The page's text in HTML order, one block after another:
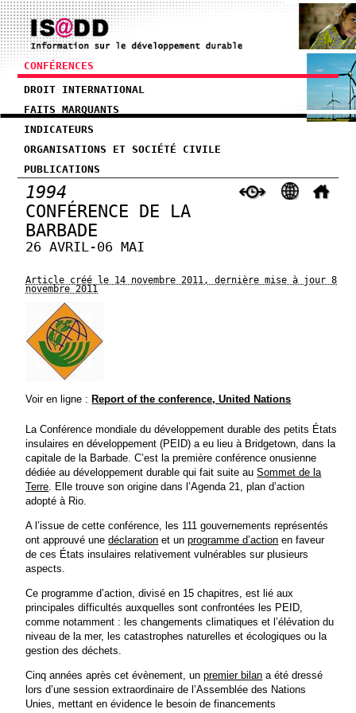
CONFÉRENCES
DROIT INTERNATIONAL
FAITS MARQUANTS
INDICATEURS
ORGANISATIONS ET SOCIÉTÉ CIVILE
PUBLICATIONS
1994
CONFÉRENCE DE LA
BARBADE
26 AVRIL-06 MAI
Article créé le 14 novembre 2011, dernière mise à jour 8
novembre 2011
Voir en ligne : Report of the conference, United Nations
La Conférence mondiale du développement durable des petits États
insulaires en développement (PEID) a eu lieu à Bridgetown, dans la
capitale de la Barbade. C’est la première conférence onusienne
dédiée au développement durable qui fait suite auSommet de la
Terre. Elle trouve son origine dans l’Agenda 21, plan d’action
adopté à Rio.
A l’issue de cette conférence, les 111 gouvernements représentés
ont approuvé unedéclaration et unprogramme d’action en faveur
de ces États insulaires relativement vulnérables sur plusieurs
aspects.
Ce programme d’action, divisé en 15 chapitres, est lié aux
principales difficultés auxquelles sont confrontées les PEID,
comme notamment : les changements climatiques et l’élévation du
niveau de la mer, les catastrophes naturelles et écologiques ou la
gestion des déchets.
Cinq années après cet évènement, unpremier bilan a été dressé
lors d’une session extraordinaire de l’Assemblée des Nations
Unies, mettant en évidence le besoin de financements